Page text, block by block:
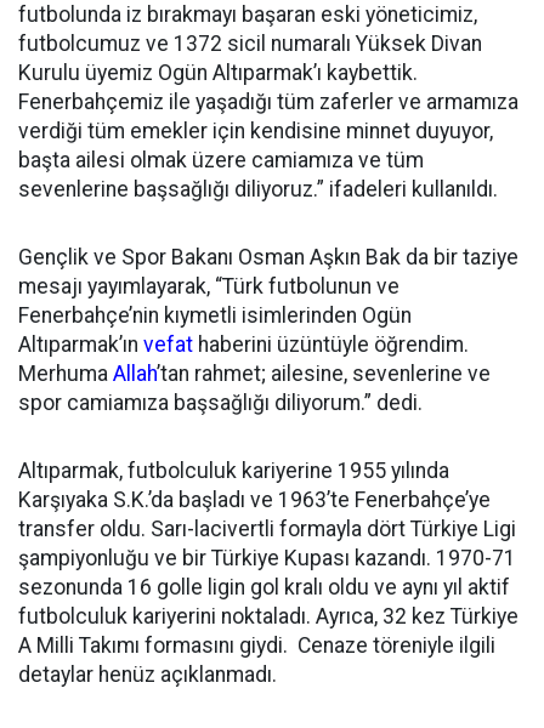
futbolunda iz bırakmayı başaran eski yöneticimiz,
futbolcumuz ve 1372 sicil numaralı Yüksek Divan
Kurulu üyemiz Ogün Altıparmak’ı kaybettik.
Fenerbahçemiz ile yaşadığı tüm zaferler ve armamıza
verdiği tüm emekler için kendisine minnet duyuyor,
başta ailesi olmak üzere camiamıza ve tüm
sevenlerine başsağlığı diliyoruz.” ifadeleri kullanıldı.
Gençlik ve Spor Bakanı Osman Aşkın Bak da bir taziye
mesajı yayımlayarak, “Türk futbolunun ve
Fenerbahçe’nin kıymetli isimlerinden Ogün
Altıparmak’ın vefat haberini üzüntüyle öğrendim.
Merhuma Allah’tan rahmet; ailesine, sevenlerine ve
spor camiamıza başsağlığı diliyorum.” dedi.
Altıparmak, futbolculuk kariyerine 1955 yılında
Karşıyaka S.K.’da başladı ve 1963’te Fenerbahçe’ye
transfer oldu. Sarı-lacivertli formayla dört Türkiye Ligi
şampiyonluğu ve bir Türkiye Kupası kazandı. 1970-71
sezonunda 16 golle ligin gol kralı oldu ve aynı yıl aktif
futbolculuk kariyerini noktaladı. Ayrıca, 32 kez Türkiye
A Milli Takımı formasını giydi. Cenaze töreniyle ilgili
detaylar henüz açıklanmadı.